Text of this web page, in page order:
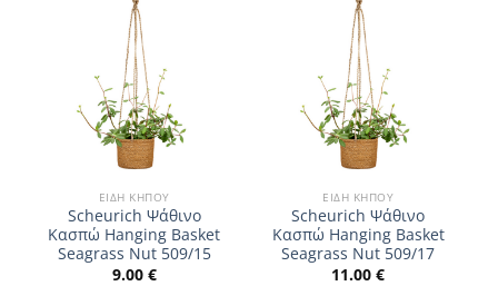
ΕΊΔΗ ΚΉΠΟΥ
Scheurich Ψάθινο
Κασπώ Hanging Basket
Seagrass Nut 509/15
9.00 €
ΕΊΔΗ ΚΉΠΟΥ
Scheurich Ψάθινο
Κασπώ Hanging Basket
Seagrass Nut 509/17
11.00€